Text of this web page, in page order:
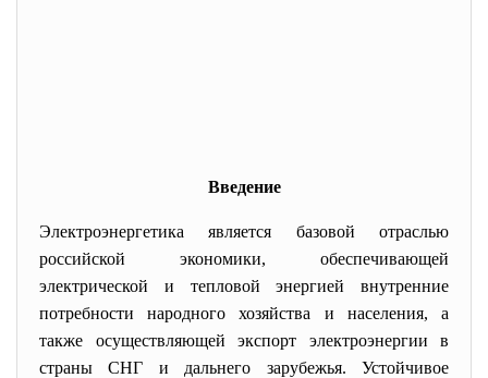
Введение
Электроэнергетика является базовой отраслью
российской экономики, обеспечивающей
электрической и тепловой энергией внутренние
потребности народного хозяйства и населения, а
также осуществляющей экспорт электроэнергии в
страны СНГ и дальнего зарубежья. Устойчивое